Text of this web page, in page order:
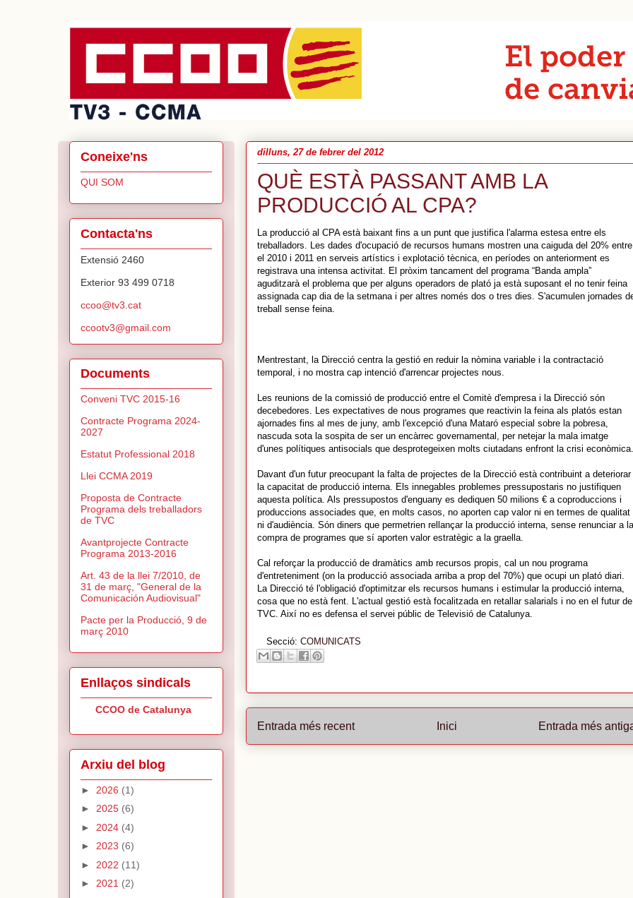
dilluns, 27 de febrer del 2012
QUÈ ESTÀ PASSANT AMB LA
PRODUCCIÓ AL CPA?
La producció al CPA està baixant fins a un punt que justifica l'alarma estesa entre els
treballadors. Les dades d'ocupació de recursos humans mostren una caiguda del 20% entre
el 2010 i 2011 en serveis artístics i explotació tècnica, en períodes on anteriorment es
registrava una intensa activitat. El pròxim tancament del programa “Banda ampla”
aguditzarà el problema que per alguns operadors de plató ja està suposant el no tenir feina
assignada cap dia de la setmana i per altres només dos o tres dies. S'acumulen jornades
treball sense feina.
Mentrestant, la Direcció centra la gestió en reduir la nòmina variable i la contractació
temporal, i no mostra cap intenció d'arrencar projectes nous.
Les reunions de la comissió de producció entre el Comitè d'empresa i la Direcció són
decebedores. Les expectatives de nous programes que reactivin la feina als platós estan
ajornades fins al mes de juny, amb l'excepció d'una Mataró especial sobre la pobresa,
nascuda sota la sospita de ser un encàrrec governamental, per netejar la mala imatge
d'unes polítiques antisocials que desprotegeixen molts ciutadans enfront la crisi econòmica.
Davant d'un futur preocupant la falta de projectes de la Direcció està contribuint a deteriorar
la capacitat de producció interna. Els innegables problemes pressupostaris no justifiquen
aquesta política. Als pressupostos d'enguany es dediquen 50 milions € a coproduccions i
produccions associades que, en molts casos, no aporten cap valor ni en termes de qualitat
ni d'audiència. Són diners que permetrien rellançar la producció interna, sense renunciar a la
compra de programes que sí aporten valor estratègic a la graella.
Cal reforçar la producció de dramàtics amb recursos propis, cal un nou programa
d'entreteniment (on la producció associada arriba a prop del 70%) que ocupi un plató diari.
La Direcció té l'obligació d'optimitzar els recursos humans i estimular la producció interna,
cosa que no està fent. L'actual gestió està focalitzada en retallar salarials i no en el futur de
TVC. Així no es defensa el servei públic de Televisió de Catalunya.
Secció: COMUNICATS
Entrada més recent Entrada més
Inici
Coneixe'ns
QUI SOM
Contacta'ns
Extensió 2460
Exterior 93 499 0718
ccoo@tv3.cat
ccootv3@gmail.com
Documents
Conveni TVC 2015-16
Contracte Programa 2024-
2027
Estatut Professional 2018
Llei CCMA 2019
Proposta de Contracte
Programa dels treballadors
de TVC
Avantprojecte Contracte
Programa 2013-2016
Art. 43 de la llei 7/2010, de
31 de març, "General de la
Comunicación Audiovisual"
Pacte per la Producció, 9 de
març 2010
Enllaços sindicals
CCOO de Catalunya
Arxiu del blog
► 2026 (1)
► 2025 (6)
► 2024 (4)
► 2023 (6)
► 2022 (11)
► 2021 (2)